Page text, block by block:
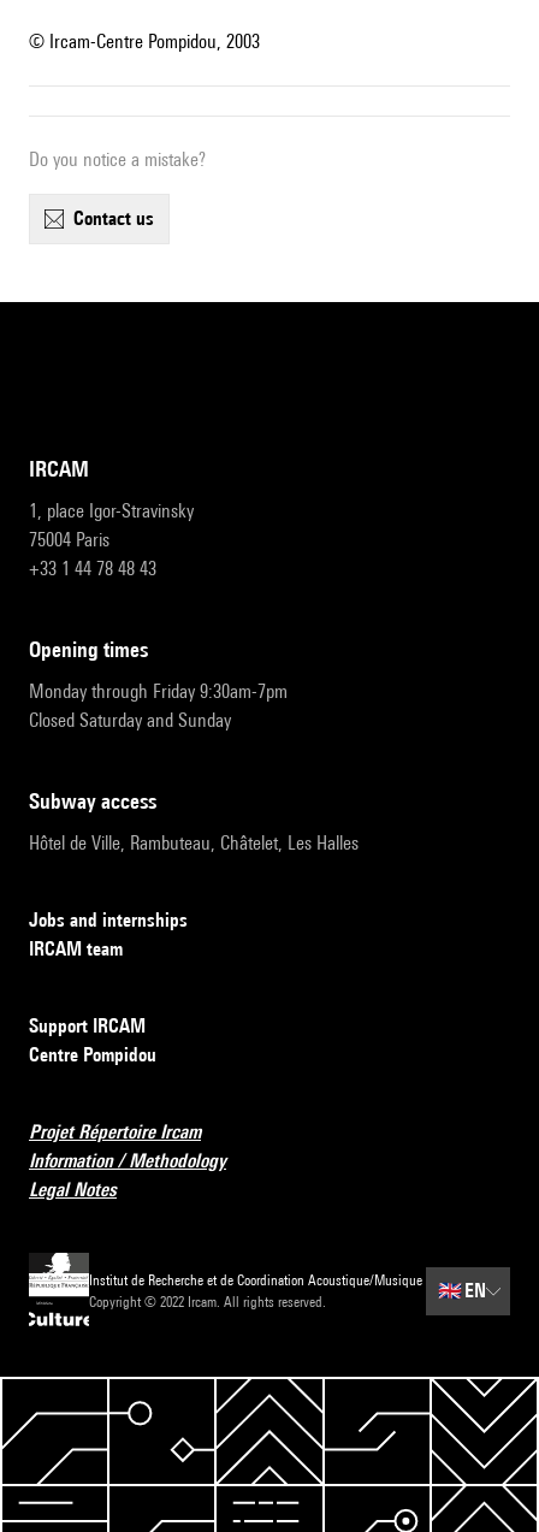
© Ircam-Centre Pompidou, 2003
Do you notice a mistake?
contact us
IRCAM
1, place Igor-Stravinsky
75004 Paris
+33 1 44 78 48 43
opening times
Monday through Friday 9:30am-7pm
Closed Saturday and Sunday
subway access
Hôtel de Ville, Rambuteau, Châtelet, Les Halles
Jobs and internships
IRCAM team
Support IRCAM
Centre Pompidou
Projet Répertoire Ircam
Information / Methodology
Legal Notes
Institut de Recherche et de Coordination Acoustique/Musique
Copyright © 2022 Ircam. All rights reserved.
🇬🇧 EN